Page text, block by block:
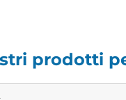
prodotti